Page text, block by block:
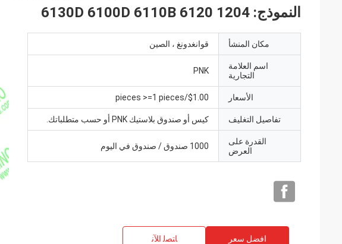
النموذج: 1204 6120 6130D 6100D 6110B
مكان المنشأ قوانغدونغ ، الصين
اسم العلامة
التجارية
PNK
الأسعار $1.00/pieces >=1 pieces
تفاصيل التغليف كيس أو صندوق بلاستيك PNK أو حسب متطلباتك.
القدرة على
العرض
1000 صندوق / صندوق في اليوم
افضل سعر ﺎﺘﺼﻟ ﺍﻶﻧ